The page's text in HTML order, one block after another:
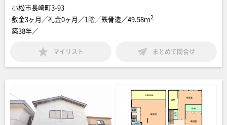
小松市長崎町3-93
敷金3ヶ月／礼金0ヶ月／1階／鉄骨造／49.58ｍ2
築38年／
マイリスト まとめて問合せ